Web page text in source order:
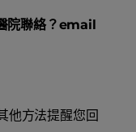
院聯絡？email
他方法提醒您回